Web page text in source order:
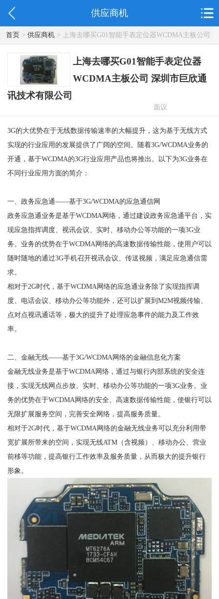
供应商机
首页> 供应商机> 上海去哪买G01智能手表定位器WCDMA主板公司
深圳市巨欣通讯技术有限公司
上海去哪买G01智能手表定位器
WCDMA主板公司 深圳市巨欣通
讯技术有限公司
面议
3G的大优势在于无线数据传输速率的大幅提升，这为基于无线方式
实现的行业应用的发展提供了广阔的空间。随着3G/WCDMA业务的
开通，基于WCDMA的3G行业应用产品也将推出。以下为3G业务在
不同行业应用方面的简介：
一、政务应急通——基于3G/WCDMA的应急通信网
政务应急通业务是基于WCDMA网络，通过建设政务应急通平台，实
现应急指挥调度、视讯会议、实时、移动办公等功能的一项3G业
务。业务的优势在于WCDMA网络的高速数据传输性能，使用户可以
随时随地的通过3G手机召开视讯会议、传送视频，满足应急通信需
求。
相对于2G时代，基于WCDMA网络的应急通业务除了实现指挥调
度、电话会议、移动办公等功能外，还可以扩展到M2M视频传输、
点对点视讯通话等，极大的提升了处理应急事件的能力及工作效
率。
二、金融无线——基于3G/WCDMA网络的金融信息化方案
金融无线业务是基于WCDMA网络，通过与银行内部系统的安全连
接，实现无线网点步放、实时、移动办公等功能的一项3G业务。业
务的优势在于WCDMA网络的安全、高速数据传输性能，使银行可以
无限扩展服务空间，完善安全网络，提高服务质量。
相对于2G时代，基于WCDMA网络的金融无线业务可以充分利用带
宽扩展所带来的空间，实现无线ATM（含视频）、移动办公、营业
前移等功能，提高银行工作效率及服务质量，从而极大的提升银行
形象。